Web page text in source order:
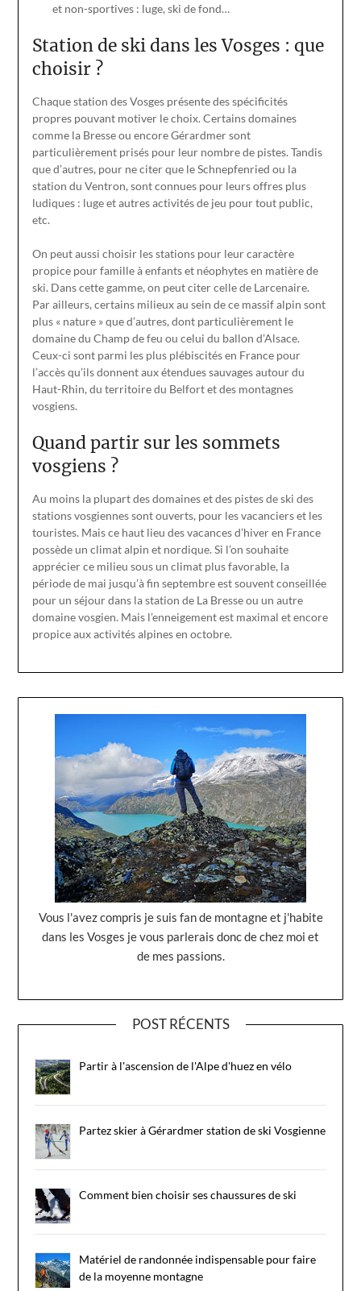
et non-sportives : luge, ski de fond…
Station de ski dans les Vosges : que
choisir ?
Chaque station des Vosges présente des spécificités
propres pouvant motiver le choix. Certains domaines
comme la Bresse ou encore Gérardmer sont
particulièrement prisés pour leur nombre de pistes. Tandis
que d’autres, pour ne citer que le Schnepfenried ou la
station du Ventron, sont connues pour leurs offres plus
ludiques : luge et autres activités de jeu pour tout public,
etc.
On peut aussi choisir les stations pour leur caractère
propice pour famille à enfants et néophytes en matière de
ski. Dans cette gamme, on peut citer celle de Larcenaire.
Par ailleurs, certains milieux au sein de ce massif alpin sont
plus « nature » que d’autres, dont particulièrement le
domaine du Champ de feu ou celui du ballon d’Alsace.
Ceux-ci sont parmi les plus plébiscités en France pour
l’accès qu’ils donnent aux étendues sauvages autour du
Haut-Rhin, du territoire du Belfort et des montagnes
vosgiens.
Quand partir sur les sommets
vosgiens ?
Au moins la plupart des domaines et des pistes de ski des
stations vosgiennes sont ouverts, pour les vacanciers et les
touristes. Mais ce haut lieu des vacances d’hiver en France
possède un climat alpin et nordique. Si l’on souhaite
apprécier ce milieu sous un climat plus favorable, la
période de mai jusqu’à fin septembre est souvent conseillée
pour un séjour dans la station de La Bresse ou un autre
domaine vosgien. Mais l’enneigement est maximal et encore
propice aux activités alpines en octobre.
Vous l'avez compris je suis fan de montagne et j'habite
dans les Vosges je vous parlerais donc de chez moi et
de mes passions.
POST RÉCENTS
Partir à l'ascension de l'Alpe d'huez en vélo
Partez skier à Gérardmer station de ski Vosgienne
Comment bien choisir ses chaussures de ski
Matériel de randonnée indispensable pour faire
de la moyenne montagne